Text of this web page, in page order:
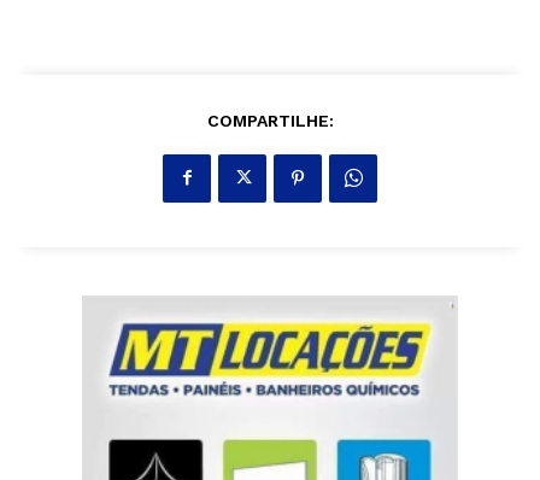
COMPARTILHE: